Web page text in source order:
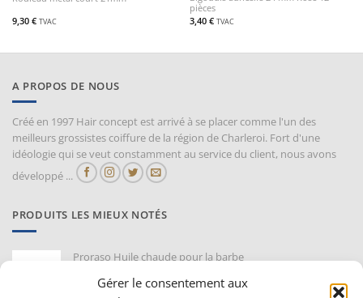
Gérer le consentement aux
9,30 € TVAC
pièces
3,40 € TVAC
A PROPOS DE NOUS
Créé en 1997 Hair concept est arrivé à se placer comme l'un des
meilleurs grossistes coiffure de la région de Charleroi. Fort d'une
idéologie qui se veut constamment au service du client, nous avons
développé ...
PRODUITS LES MIEUX NOTÉS
Proraso Huile chaude pour la barbe